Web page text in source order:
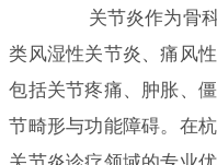
关节炎作为骨科
类风湿性关节炎、痛风
包括关节疼痛、肿胀、
节畸形与功能障碍。在杭